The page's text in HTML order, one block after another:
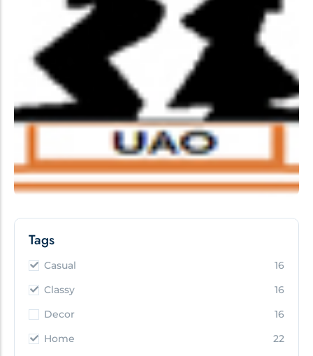
Tags
Casual
16
Classy
16
Decor
16
Home
22